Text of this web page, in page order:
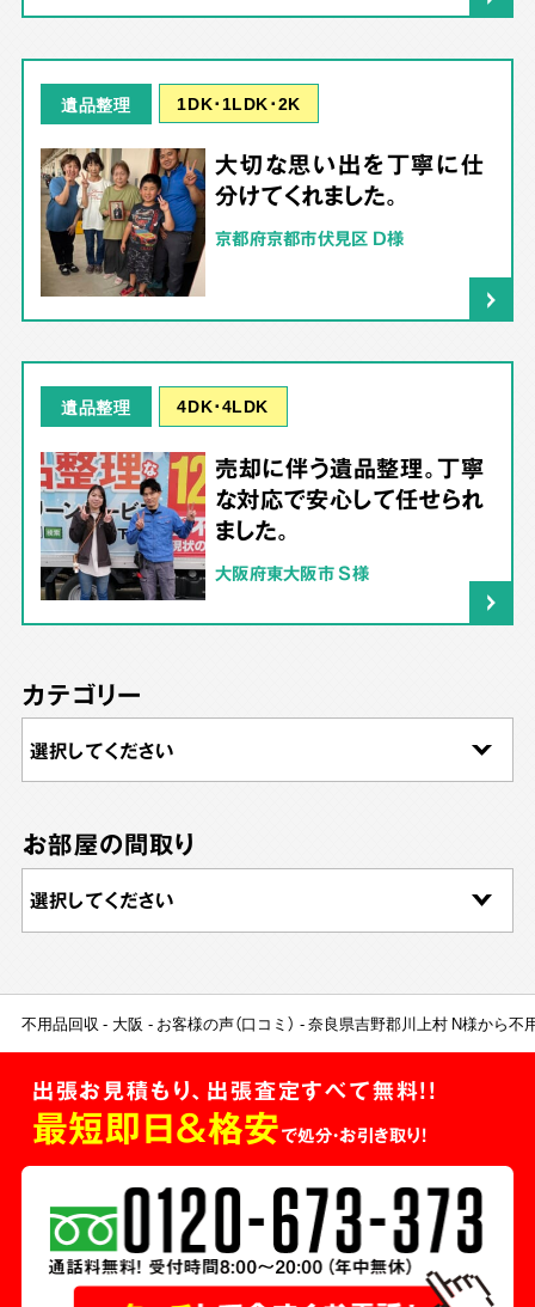
遺品整理 1DK･1LDK･2K
大切な思い出を丁寧に仕
分けてくれました。
京都府京都市伏見区 D様
遺品整理 4DK･4LDK
売却に伴う遺品整理。丁寧
な対応で安心して任せられ
ました。
大阪府東大阪市 S様
カテゴリー
お部屋の間取り
不用品回収 大阪 お客様の声（口コミ） 奈良県吉野郡川上村 N様から不
出張お見積もり、出張査定すべて無料!!
最短即日＆格安で処分・お引き取り！